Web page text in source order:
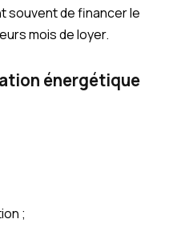
souvent de financer le
mois de loyer.
énergétique
;